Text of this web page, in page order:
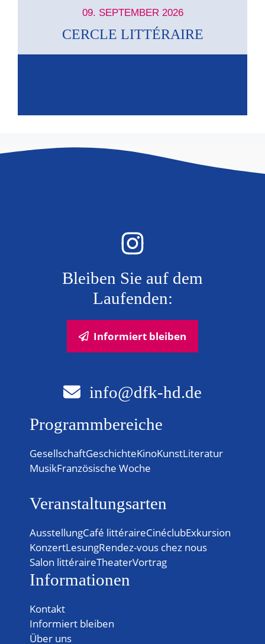
09. SEPTEMBER 2026
CERCLE LITTÉRAIRE
Bleiben Sie auf dem
Laufenden:
Informiert bleiben
info@dfk-hd.de
Programmbereiche
GesellschaftGeschichteKinoKunstLiteratur
MusikFranzösische Woche
Veranstaltungsarten
AusstellungCafé littéraireCinéclubExkursion
KonzertLesungRendez-vous chez nous
Salon littéraireTheaterVortrag
Informationen
Kontakt
Informiert bleiben
Über uns